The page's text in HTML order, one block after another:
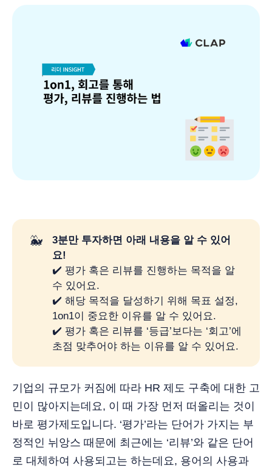
🐳
3분만 투자하면 아래 내용을 알 수 있어
요!
✔️ 평가 혹은 리뷰를 진행하는 목적을 알
수 있어요.
✔️ 해당 목적을 달성하기 위해 목표 설정,
1on1이 중요한 이유를 알 수 있어요.
✔️ 평가 혹은 리뷰를 ‘등급’보다는 ‘회고’에
초점 맞추어야 하는 이유를 알 수 있어요.
기업의 규모가 커짐에 따라 HR 제도 구축에 대한 고
민이 많아지는데요, 이 때 가장 먼저 떠올리는 것이
바로 평가제도입니다. ‘평가’라는 단어가 가지는 부
정적인 뉘앙스 때문에 최근에는 ‘리뷰’와 같은 단어
로 대체하여 사용되고는 하는데요, 용어의 사용과